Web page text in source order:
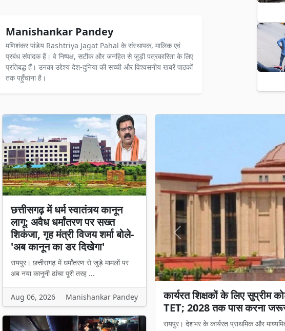
Manishankar Pandey
मणिशंकर पांडेय Rashtriya Jagat Pahal के संस्थापक, मालिक एवं
प्रबंध संपादक हैं। वे निष्पक्ष, सटीक और जनहित से जुड़ी पत्रकारिता के लिए
प्रतिबद्ध हैं। उनका उद्देश्य देश-दुनिया की सच्ची और विश्वसनीय खबरें पाठकों
तक पहुँचाना है।
छत्तीसगढ़ में धर्म स्वातंत्र्य कानून
लागू: अवैध धर्मांतरण पर सख्त
शिकंजा, गृह मंत्री विजय शर्मा बोले-
'अब कानून का डर दिखेगा'
रायपुर। छत्तीसगढ़ में धर्मांतरण से जुड़े मामलों पर
अब नया कानूनी ढांचा पूरी तरह ...
Aug 06, 2026 Manishankar Pandey
कार्यरत शिक्षकों के लिए सुप्रीम
TET; 2028 तक पास करना
रायपुर। देशभर के कार्यरत प्राथमिक और
छत्तीसगढ़ में धर्म स्वातंत्र्य
मंत्री विजय शर्मा बोले- 'अब कानून
रायपुर। छत्तीसगढ़ में धर्मांतरण से जुड़े मामलों
Previous